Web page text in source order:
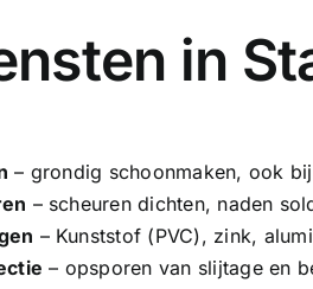
in
– grondig schoonmaken, ook
– scheuren dichten, naden
– Kunststof (PVC), zink,
– opsporen van slijtage en